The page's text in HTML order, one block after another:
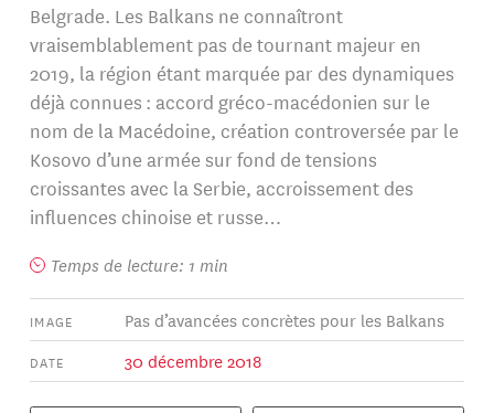
Belgrade. Les Balkans ne connaîtront
vraisemblablement pas de tournant majeur en
2019, la région étant marquée par des dynamiques
déjà connues : accord gréco-macédonien sur le
nom de la Macédoine, création controversée par le
Kosovo d’une armée sur fond de tensions
croissantes avec la Serbie, accroissement des
influences chinoise et russe…
Temps de lecture: 1 min
IMAGE Pas d’avancées concrètes pour les Balkans
DATE 30 décembre 2018